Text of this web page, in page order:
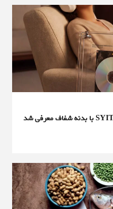
پخش‌کننده سی‌دی جدید SYITREN با بدنه شفاف معرفی شد